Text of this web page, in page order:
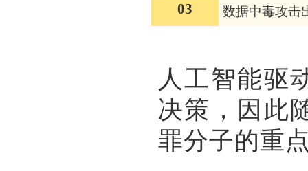
03 数据中毒攻击
人工智能驱
决策，因此
罪分子的重